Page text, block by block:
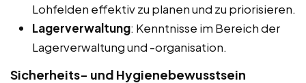
Lohfelden effektiv zu planen und zu priorisieren.
Lagerverwaltung: Kenntnisse im Bereich der
Lagerverwaltung und -organisation.
Sicherheits- und Hygienebewusstsein